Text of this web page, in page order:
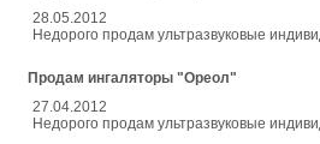
28.05.2012
Недорого продам ультразвуковые
Продам ингаляторы "Ореол"
27.04.2012
Недорого продам ультразвуковые